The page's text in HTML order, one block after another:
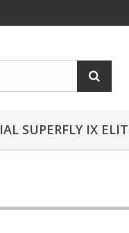
SUPERFLY IX